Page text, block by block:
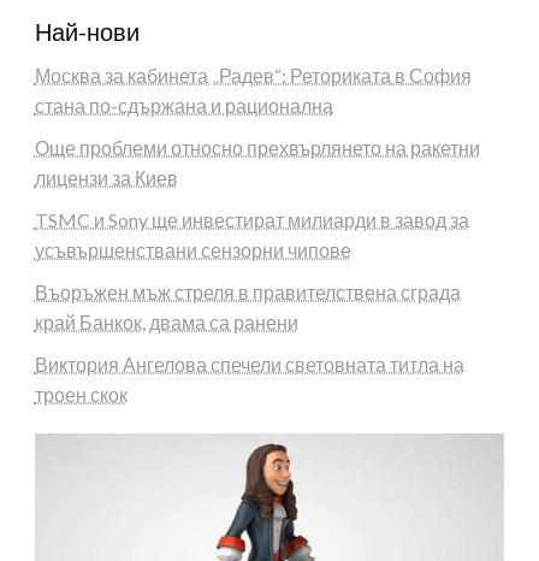
Най-нови
Москва за кабинета „Радев“: Реториката в София
стана по-сдържана и рационална
Още проблеми относно прехвърлянето на ракетни
лицензи за Киев
TSMC и Sony ще инвестират милиарди в завод за
усъвършенствани сензорни чипове
Въоръжен мъж стреля в правителствена сграда
край Банкок, двама са ранени
Виктория Ангелова спечели световната титла на
троен скок